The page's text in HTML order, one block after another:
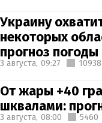
Украину
некоторых
прогноз погоды
3 августа, 09:27 10938
От жары +40
шквалами:
3 августа, 08:00 5460